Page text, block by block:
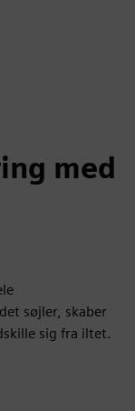
med
søjler, skaber
sig fra iltet.